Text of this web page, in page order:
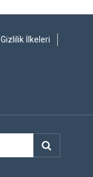
Gizlilik İlkeleri